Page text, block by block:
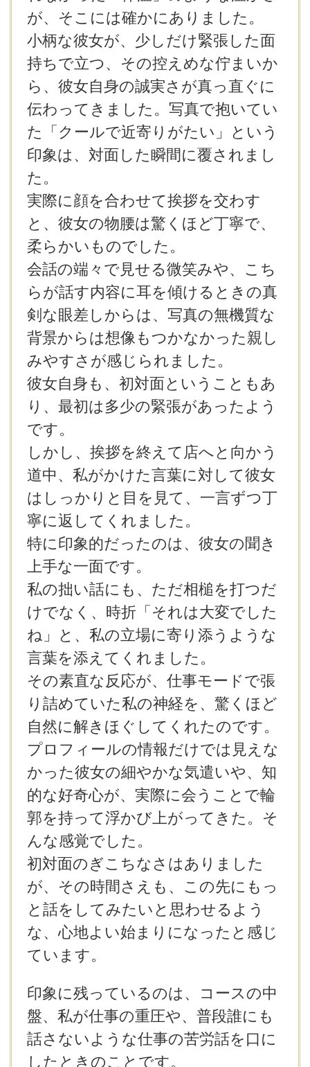
が、そこには確かにありました。
小柄な彼女が、少しだけ緊張した面
持ちで立つ、その控えめな佇まいか
ら、彼女自身の誠実さが真っ直ぐに
伝わってきました。写真で抱いてい
た「クールで近寄りがたい」という
印象は、対面した瞬間に覆されまし
た。
実際に顔を合わせて挨拶を交わす
と、彼女の物腰は驚くほど丁寧で、
柔らかいものでした。
会話の端々で見せる微笑みや、こち
らが話す内容に耳を傾けるときの真
剣な眼差しからは、写真の無機質な
背景からは想像もつかなかった親し
みやすさが感じられました。
彼女自身も、初対面ということもあ
り、最初は多少の緊張があったよう
です。
しかし、挨拶を終えて店へと向かう
道中、私がかけた言葉に対して彼女
はしっかりと目を見て、一言ずつ丁
寧に返してくれました。
特に印象的だったのは、彼女の聞き
上手な一面です。
私の拙い話にも、ただ相槌を打つだ
けでなく、時折「それは大変でした
ね」と、私の立場に寄り添うような
言葉を添えてくれました。
その素直な反応が、仕事モードで張
り詰めていた私の神経を、驚くほど
自然に解きほぐしてくれたのです。
プロフィールの情報だけでは見えな
かった彼女の細やかな気遣いや、知
的な好奇心が、実際に会うことで輪
郭を持って浮かび上がってきた。そ
んな感覚でした。
初対面のぎこちなさはありました
が、その時間さえも、この先にもっ
と話をしてみたいと思わせるよう
な、心地よい始まりになったと感じ
ています。
印象に残っているのは、コースの中
盤、私が仕事の重圧や、普段誰にも
話さないような仕事の苦労話を口に
したときのことです。